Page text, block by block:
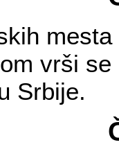
vrši
Srbije.